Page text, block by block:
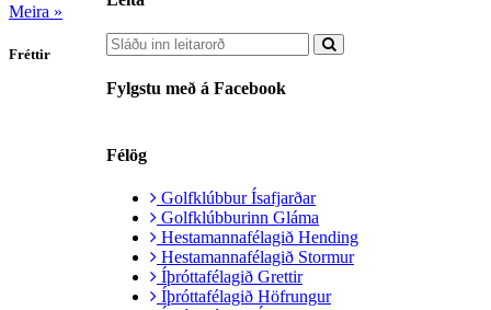
Fylgstu með á Facebook
Félög
Golfklúbbur Ísafjarðar
Golfklúbburinn Gláma
Hestamannafélagið Hending
Hestamannafélagið Stormur
Íþróttafélagið Grettir
Íþróttafélagið Höfrungur
Meira »
Fréttir